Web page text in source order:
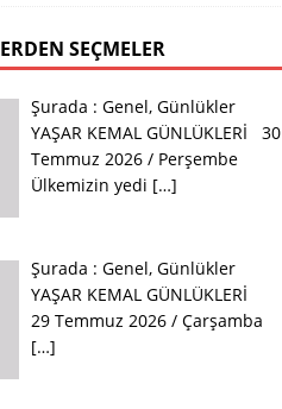
SEÇMELER
Şurada :Genel,Günlükler
YAŞAR KEMAL GÜNLÜKLERİ 30
Temmuz 2026 / Perşembe
Ülkemizin yedi […]
Şurada :Genel,Günlükler
YAŞAR KEMAL GÜNLÜKLERİ
29 Temmuz 2026 / Çarşamba
[…]